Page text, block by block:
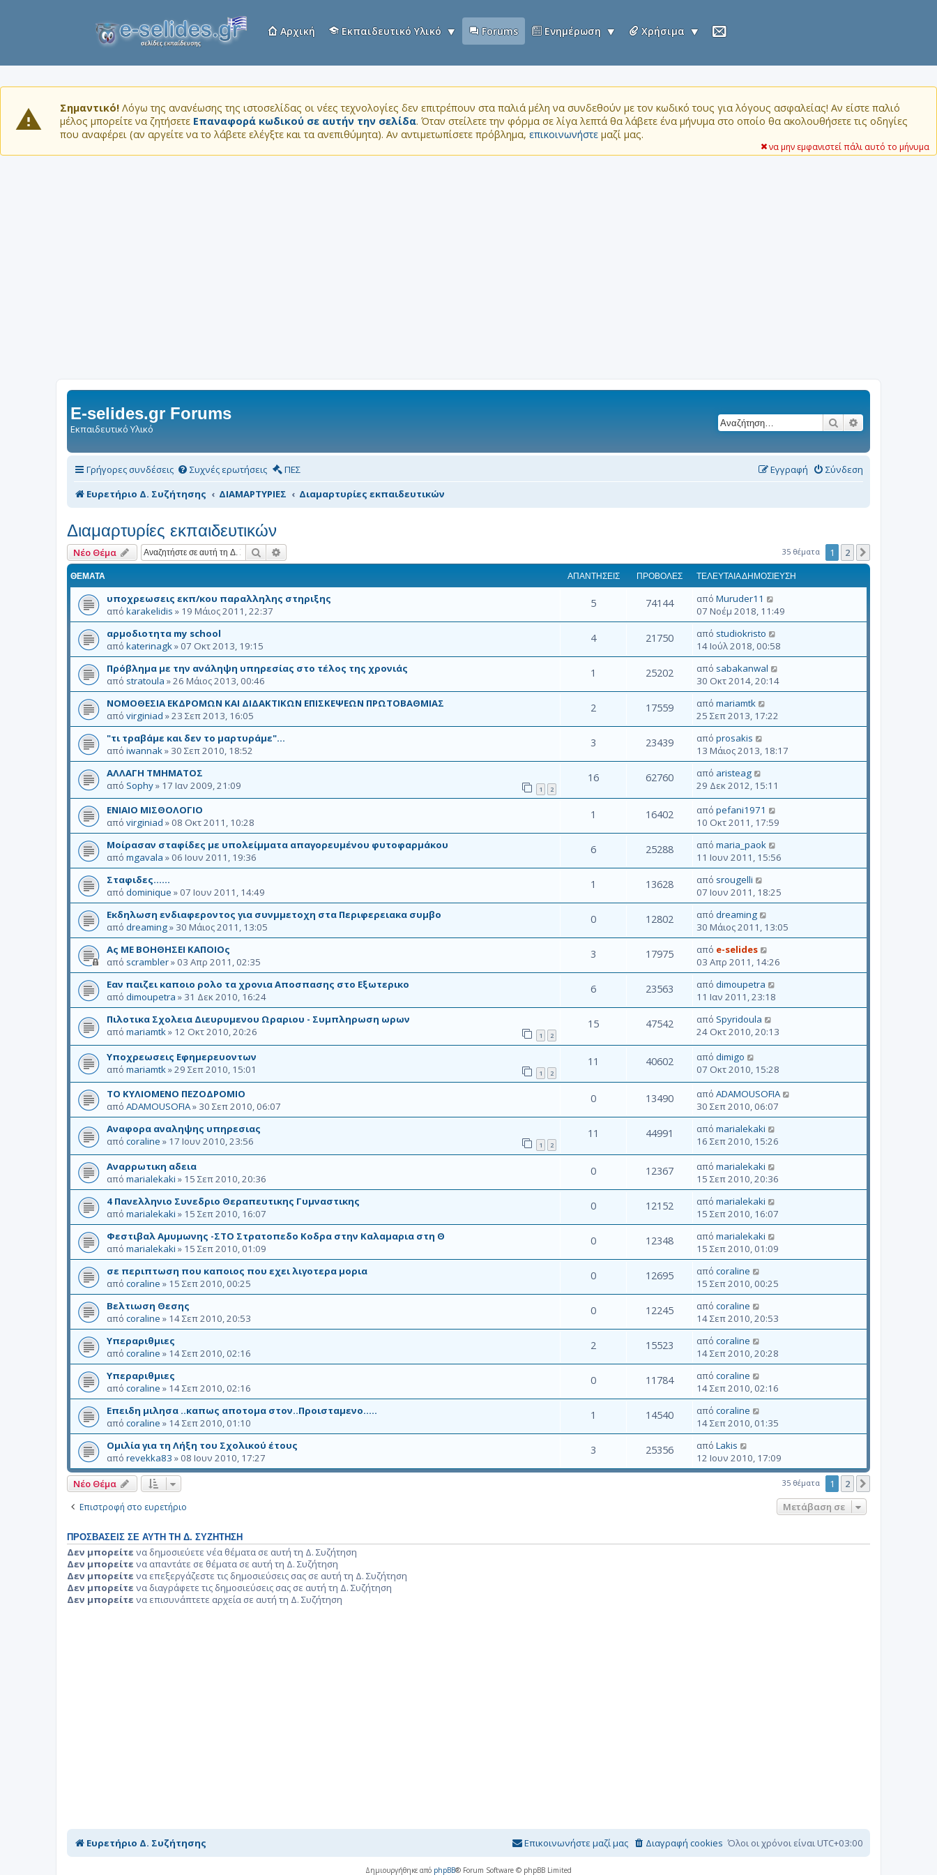
Αρχική Εκπαιδευτικό Υλικό Forums Ενημέρωση Χρήσιμα
Σημαντικό! Λόγω της ανανέωσης της ιστοσελίδας οι νέες τεχνολογίες δεν επιτρέπουν στα παλιά μέλη να συνδεθούν με τον κωδικό τους για λόγους ασφαλείας! Αν είστε παλιό
μέλος μπορείτε να ζητήσετε Επαναφορά κωδικού σε αυτήν την σελίδα. Όταν στείλετε την φόρμα σε λίγα λεπτά θα λάβετε ένα μήνυμα στο οποίο θα ακολουθήσετε τις οδηγίες
που αναφέρει (αν αργείτε να το λάβετε ελέγξτε και τα ανεπιθύμητα). Αν αντιμετωπίσετε πρόβλημα, επικοινωνήστε μαζί μας.
να μην εμφανιστεί πάλι αυτό το μήνυμα
E-selides.gr Forums
Εκπαιδευτικό Υλικό
Αναζήτηση
Γρήγορες συνδέσεις Συχνές ερωτήσεις ΠΕΣ Σύνδεση
Εγγραφή
Ευρετήριο Δ. Συζήτησης
ΔΙΑΜΑΡΤΥΡΙΕΣ Διαμαρτυρίες εκπαιδευτικών
Διαμαρτυρίες εκπαιδευτικών
Νέο Θέμα Αναζήτηση 35 θέματα 1 2
ΘΈΜΑΤΑ ΑΠΑΝΤΉΣΕΙΣ ΠΡΟΒΟΛΈΣ ΤΕΛΕΥΤΑΊΑ ΔΗΜΟΣΊΕΥΣΗ
υποχρεωσεις εκπ/κου παραλληλης στηριξης
από karakelidis » 19 Μάιος 2011, 22:37
5 74144 από Muruder11
07 Νοέμ 2018, 11:49
αρμοδιοτητα my school
από katerinagk» 07 Οκτ 2013, 19:15
4 21750 από studiokristo
14 Ιούλ 2018, 00:58
Πρόβλημα με την ανάληψη υπηρεσίας στο τέλος της χρονιάς
από stratoula »26 Μάιος 2013, 00:46
1 25202 από sabakanwal
30 Οκτ 2014, 20:14
ΝΟΜΟΘΕΣΙΑ ΕΚΔΡΟΜΩΝ ΚΑΙ ΔΙΔΑΚΤΙΚΩΝ ΕΠΙΣΚΕΨΕΩΝ ΠΡΩΤΟΒΑΘΜΙΑΣ
από virginiad »23 Σεπ 2013, 16:05
2 17559 από mariamtk
25 Σεπ 2013, 17:22
"τι τραβάμε και δεν το μαρτυράμε"...
από iwannak» 30 Σεπ 2010, 18:52
3 23439 από prosakis
13 Μάιος 2013, 18:17
ΑΛΛΑΓΗ ΤΜΗΜΑΤΟΣ
από Sophy» 17 Ιαν 2009, 21:09 1 2
16 62760 από aristeag
29 Δεκ 2012, 15:11
ΕΝΙΑΙΟ ΜΙΣΘΟΛΟΓΙΟ
από virginiad » 08 Οκτ 2011, 10:28
1 16402 από pefani1971
10 Οκτ 2011, 17:59
Μοίρασαν σταφίδες με υπολείμματα απαγορευμένου φυτοφαρμάκου
από mgavala » 06 Ιουν 2011, 19:36
6 25288 από maria_paok
11 Ιουν 2011, 15:56
Σταφιδες......
από dominique » 07 Ιουν 2011, 14:49
1 13628 από srougelli
07 Ιουν 2011, 18:25
Εκδηλωση ενδιαφεροντος για συνμμετοχη στα Περιφερειακα συμβο
από dreaming» 30 Μάιος 2011, 13:05
0 12802 από dreaming
30 Μάιος 2011, 13:05
Aς ΜΕ ΒΟΗΘΗΣΕΙ ΚΑΠΟΙΟς
από scrambler» 03 Απρ 2011, 02:35
3 17975 από e-selides
03 Απρ 2011, 14:26
Eαν παιζει καποιο ρολο τα χρονια Αποσπασης στο Εξωτερικο
από dimoupetra » 31 Δεκ 2010, 16:24
6 23563 από dimoupetra
11 Ιαν 2011, 23:18
Πιλοτικα Σχολεια Διευρυμενου Ωραριου - Συμπληρωση ωρων
από mariamtk» 12 Οκτ 2010, 20:26 1 2
15 47542 από Spyridoula
24 Οκτ 2010, 20:13
Υποχρεωσεις Εφημερευοντων
από mariamtk»29 Σεπ 2010, 15:01 1 2
11 40602 από dimigo
07 Οκτ 2010, 15:28
ΤΟ ΚΥΛΙΟΜΕΝΟ ΠΕΖΟΔΡΟΜΙΟ
από ADAMOUSOFIA» 30 Σεπ 2010, 06:07
0 13490 από ADAMOUSOFIA
30 Σεπ 2010, 06:07
Αναφορα αναληψης υπηρεσιας
από coraline » 17 Ιουν 2010, 23:56 1 2
11 44991 από marialekaki
16 Σεπ 2010, 15:26
Αναρρωτικη αδεια
από marialekaki » 15 Σεπ 2010, 20:36
0 12367 από marialekaki
15 Σεπ 2010, 20:36
4 Πανελληνιο Συνεδριο Θεραπευτικης Γυμναστικης
από marialekaki » 15 Σεπ 2010, 16:07
0 12152 από marialekaki
15 Σεπ 2010, 16:07
Φεστιβαλ Αμυμωνης -ΣΤΟ Στρατοπεδο Κοδρα στην Καλαμαρια στη Θ
από marialekaki » 15 Σεπ 2010, 01:09
0 12348 από marialekaki
15 Σεπ 2010, 01:09
σε περιπτωση που καποιος που εχει λιγοτερα μορια
από coraline » 15 Σεπ 2010, 00:25
0 12695 από coraline
15 Σεπ 2010, 00:25
Βελτιωση Θεσης
από coraline » 14 Σεπ 2010, 20:53
0 12245 από coraline
14 Σεπ 2010, 20:53
Yπεραριθμιες
από coraline » 14 Σεπ 2010, 02:16
2 15523 από coraline
14 Σεπ 2010, 20:28
Yπεραριθμιες
από coraline » 14 Σεπ 2010, 02:16
0 11784 από coraline
14 Σεπ 2010, 02:16
Eπειδη μιλησα ..καπως αποτομα στον..Προισταμενο.....
από coraline » 14 Σεπ 2010, 01:10
1 14540 από coraline
14 Σεπ 2010, 01:35
Ομιλία για τη Λήξη του Σχολικού έτους
από revekka83 » 08 Ιουν 2010, 17:27
3 25356 από Lakis
12 Ιουν 2010, 17:09
Νέο Θέμα 35 θέματα 1 2
Επιστροφή στο ευρετήριο Μετάβαση σε
ΠΡΟΣΒΆΣΕΙΣ ΣΕ ΑΥΤΉ ΤΗ Δ. ΣΥΖΉΤΗΣΗ
Δεν μπορείτε να δημοσιεύετε νέα θέματα σε αυτή τη Δ. Συζήτηση
Δεν μπορείτε να απαντάτε σε θέματα σε αυτή τη Δ. Συζήτηση
Δεν μπορείτε να επεξεργάζεστε τις δημοσιεύσεις σας σε αυτή τη Δ. Συζήτηση
Δεν μπορείτε να διαγράφετε τις δημοσιεύσεις σας σε αυτή τη Δ. Συζήτηση
Δεν μπορείτε να επισυνάπτετε αρχεία σε αυτή τη Δ. Συζήτηση
Ευρετήριο Δ. Συζήτησης Όλοι οι χρόνοι είναι UTC+03:00
Διαγραφή cookies
Επικοινωνήστε μαζί μας
Δημιουργήθηκε από phpBB® Forum Software © phpBB Limited